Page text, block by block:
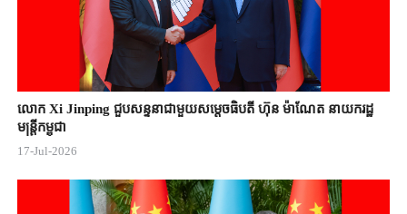
លោក Xi Jinping ជួបសន្ទនាជាមួយសម្តេចធិបតី ហ៊ុន ម៉ាណែត នាយករដ្ឋ
មន្ត្រីកម្ពុជា
17-Jul-2026